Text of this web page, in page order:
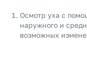
Осмотр уха с
наружного и
возможных